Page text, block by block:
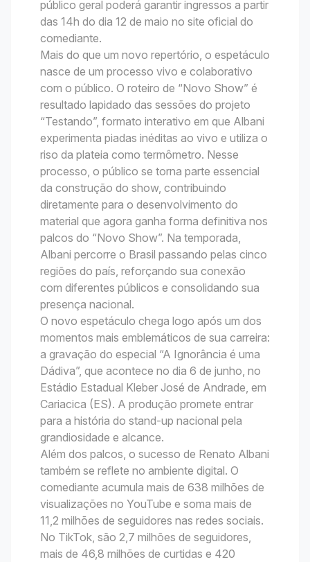
público geral poderá garantir ingressos a partir
das 14h do dia 12 de maio no site oficial do
comediante.
Mais do que um novo repertório, o espetáculo
nasce de um processo vivo e colaborativo
com o público. O roteiro de “Novo Show” é
resultado lapidado das sessões do projeto
“Testando”, formato interativo em que Albani
experimenta piadas inéditas ao vivo e utiliza o
riso da plateia como termômetro. Nesse
processo, o público se torna parte essencial
da construção do show, contribuindo
diretamente para o desenvolvimento do
material que agora ganha forma definitiva nos
palcos do “Novo Show”. Na temporada,
Albani percorre o Brasil passando pelas cinco
regiões do país, reforçando sua conexão
com diferentes públicos e consolidando sua
presença nacional.
O novo espetáculo chega logo após um dos
momentos mais emblemáticos de sua carreira:
a gravação do especial “A Ignorância é uma
Dádiva”, que acontece no dia 6 de junho, no
Estádio Estadual Kleber José de Andrade, em
Cariacica (ES). A produção promete entrar
para a história do stand-up nacional pela
grandiosidade e alcance.
Além dos palcos, o sucesso de Renato Albani
também se reflete no ambiente digital. O
comediante acumula mais de 638 milhões de
visualizações no YouTube e soma mais de
11,2 milhões de seguidores nas redes sociais.
No TikTok, são 2,7 milhões de seguidores,
mais de 46,8 milhões de curtidas e 420